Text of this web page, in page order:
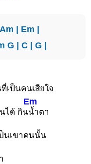
Am | Em |
G | C| G |
เป็นคนเสียใจ
ได้ กิน
Em
น้ำตา
นเขาคนนั้น